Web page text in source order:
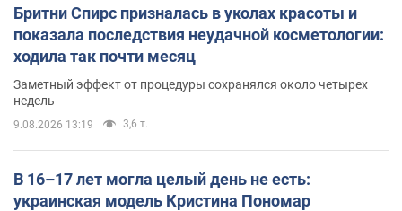
Бритни Спирс призналась в уколах красоты и
показала последствия неудачной косметологии:
ходила так почти месяц
Заметный эффект от процедуры сохранялся около четырех
недель
9.08.2026 13:19 3,6 т.
В 16–17 лет могла целый день не есть:
украинская модель Кристина Пономар